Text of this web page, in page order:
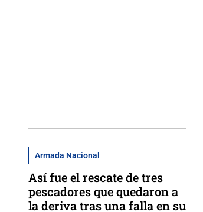
Armada Nacional
Así fue el rescate de tres
pescadores que quedaron a
la deriva tras una falla en su